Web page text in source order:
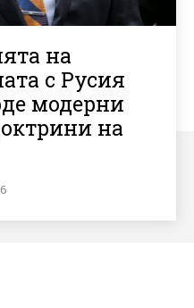
на
с Русия
модерни
на